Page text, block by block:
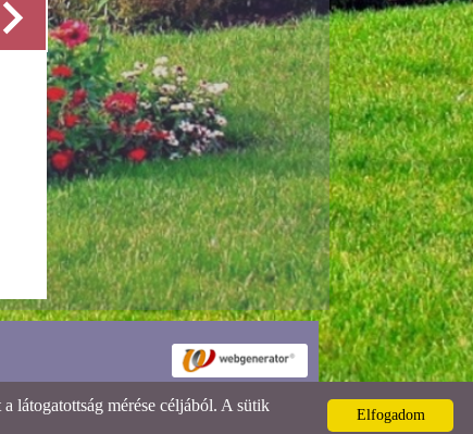
Részletek
Elfogadom
látogatottság mérése céljából. A sütik